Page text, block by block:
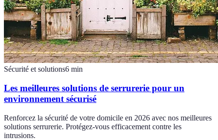
Sécurité et solutions6 min
Les meilleures solutions de serrurerie pour un
environnement sécurisé
Renforcez la sécurité de votre domicile en 2026 avec nos meilleures
solutions serrurerie. Protégez-vous efficacement contre les
intrusions.